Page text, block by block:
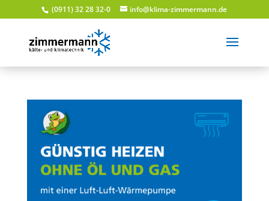
(0911) 32 28 32-0 info@klima-zimmermann.de